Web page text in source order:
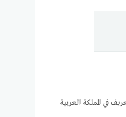
في المملكة العربية